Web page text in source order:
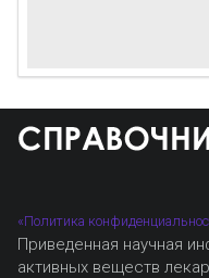
«Политика
Приведенная научная
активных веществ